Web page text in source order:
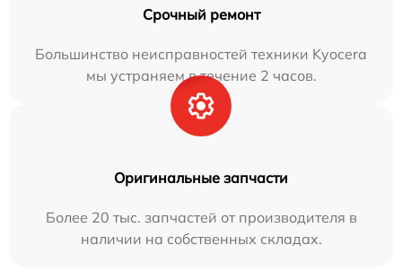
Срочный ремонт
Большинство неисправностей техники Kyocera
мы устраняем в течение 2 часов.
Оригинальные запчасти
Более 20 тыс. запчастей от производителя в
наличии на собственных складах.